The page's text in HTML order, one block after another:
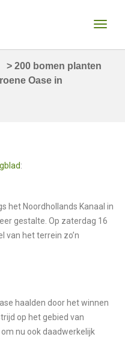
> 200 bomen planten
Oase in
:
het Noordhollands Kanaal in
gestalte. Op zaterdag 16
van het terrein zo’n
haalden door het winnen
op het gebied van
nu ook daadwerkelijk